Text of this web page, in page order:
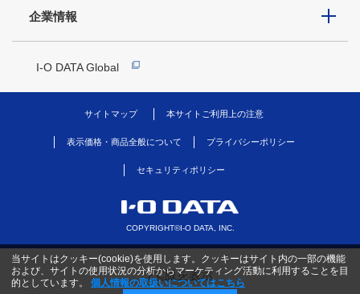
企業情報
I-O DATA Global
サイトマップ 本サイトご利用上の注意
表示価格・商品全般について プライバシーポリシー
セキュリティポリシー
COPYRIGHT©I-O DATA, INC.
当サイトはクッキー(cookie)を使用します。クッキーはサイト内の一部の機能
および、サイトの使用状況の分析からマーケティング活動に利用することを目
的としています。
個人情報の取扱いについてはこちら
PC版を表示